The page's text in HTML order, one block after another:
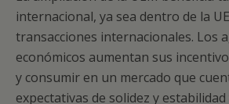
internacional, ya sea dentro de la
transacciones internacionales. Los
económicos aumentan sus
y consumir en un mercado que
expectativas de solidez y estabilidad